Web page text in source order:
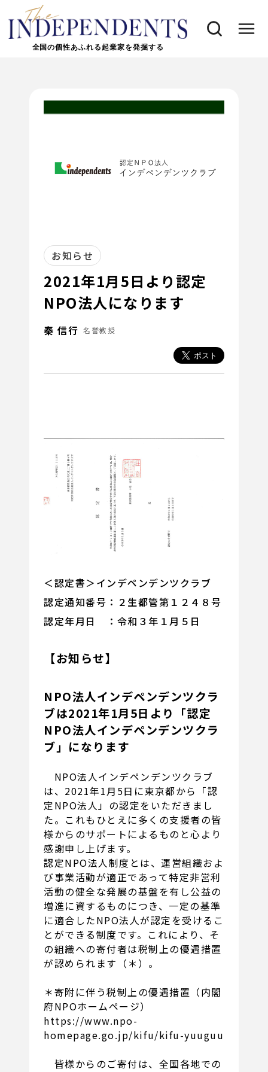
全国の個性あふれる起業家を発掘する
お知らせ
2021年1月5日より認定
NPO法人になります
秦 信行 名誉教授
＜認定書＞インデペンデンツクラブ
認定通知番号：２生都管第１２４８号
認定年月日 ：令和３年１月５日
【お知らせ】
NPO法人インデペンデンツクラ
ブは2021年1月5日より「認定
NPO法人インデペンデンツクラ
ブ」になります
NPO法人インデペンデンツクラブ
は、2021年1月5日に東京都から「認
定NPO法人」の認定をいただきまし
た。これもひとえに多くの支援者の皆
様からのサポートによるものと心より
感謝申し上げます。
認定NPO法人制度とは、運営組織およ
び事業活動が適正であって特定非営利
活動の健全な発展の基盤を有し公益の
増進に資するものにつき、一定の基準
に適合したNPO法人が認定を受けるこ
とができる制度です。これにより、そ
の組織への寄付者は税制上の優遇措置
が認められます（＊）。
＊寄附に伴う税制上の優遇措置（内閣
府NPOホームページ）
https://www.npo-
homepage.go.jp/kifu/kifu-yuuguu
皆様からのご寄付は、全国各地での